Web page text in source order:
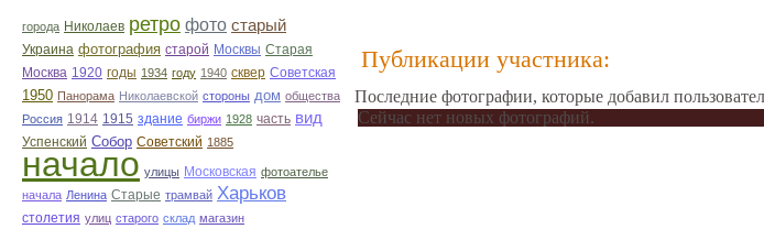
города Николаев ретро фото старый
Украина фотография старой Москвы Старая
Москва 1920 годы 1934 году 1940 сквер Советская
1950 Панорама Николаевской стороны дом общества
Россия 1914 1915 здание биржи 1928 часть вид
Успенский Собор Советский 1885
начало улицы Московская фотоателье
начала Ленина Старые трамвай Харьков
столетия улиц старого склад магазин
Публикации участника:
Последние фотографии, которые добавил
Сейчас нет новых фотографий.